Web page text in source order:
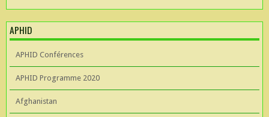
APHID
APHID Conférences
APHID Programme 2020
Afghanistan